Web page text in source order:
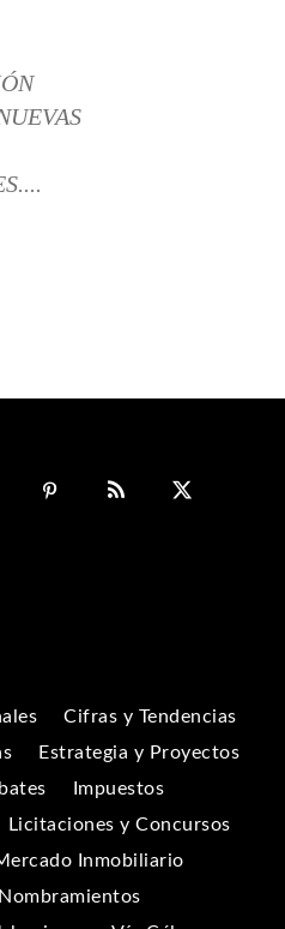
Cifras y Tendencias
Estrategia y Proyectos
Impuestos
Licitaciones y Concursos
Inmobiliario